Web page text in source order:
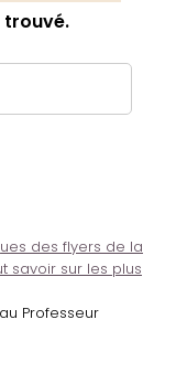
trouvé.
des flyers de la
savoir sur les plus
au Professeur